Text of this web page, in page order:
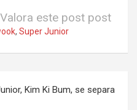
Valora este post post
, Super Junior
Kim Ki Bum, se separa